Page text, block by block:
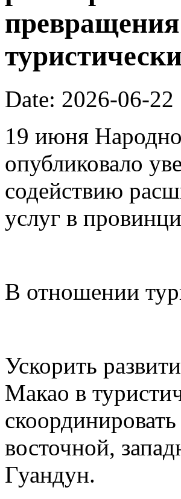
Date: 2026-06-22
19 июня
опубликовало
содействию
услуг в
В отношении
Ускорить
Макао в
восточной,
Гуандун.